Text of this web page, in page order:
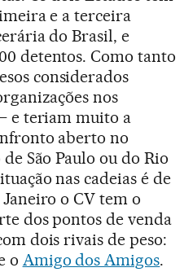
e a terceira
do Brasil, e
detentos. Como tanto
considerados
nos
e teriam muito a
aberto no
São Paulo ou do Rio
nas cadeias é de
o CV tem o
dos pontos de venda
dois rivais de peso:
o Amigo dos Amigos.